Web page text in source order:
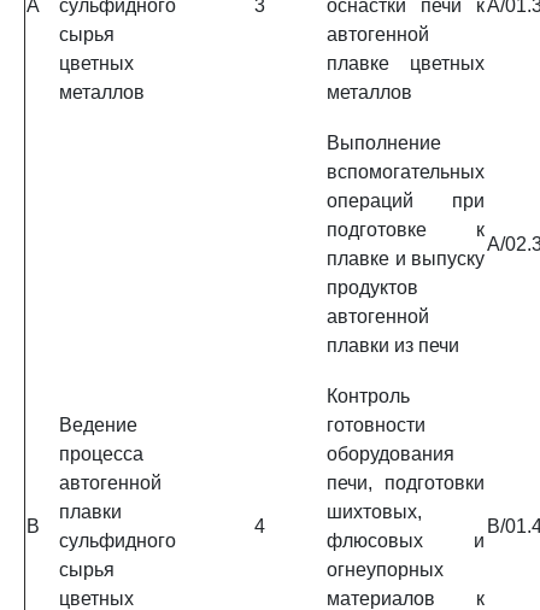
A
сульфидного
сырья
цветных
металлов
3
оснастки печи к
автогенной
плавке цветных
металлов
A/
Выполнение
вспомогательных
операций при
подготовке к
плавке и выпуску
продуктов
автогенной
плавки из печи
A/
B
Ведение
процесса
автогенной
плавки
сульфидного
сырья
цветных
4
Контроль
готовности
оборудования
печи, подготовки
шихтовых,
флюсовых и
огнеупорных
материалов к
B/